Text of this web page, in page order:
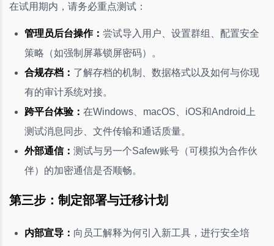
在试用期内，请务必重点测试：
管理员后台操作： 尝试导入用户、设置群组、配置安全
策略（如强制屏幕锁屏密码）。
合规存档： 了解存档的机制、数据格式以及如何与你现
有的审计系统对接。
跨平台体验： 在Windows、macOS、iOS和Android上
测试消息同步、文件传输和通话质量。
外部通信： 测试与另一个Safew账号（可模拟为合作伙
伴）的加密通信是否顺畅。
第三步：制定部署与迁移计划
内部宣导： 向员工解释为何引入新工具，进行安全培